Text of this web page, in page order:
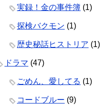
実録！金の事件簿 (1)
探検バクモン (1)
歴史秘話ヒストリア (1)
ドラマ (47)
ごめん、愛してる (1)
コードブルー (9)